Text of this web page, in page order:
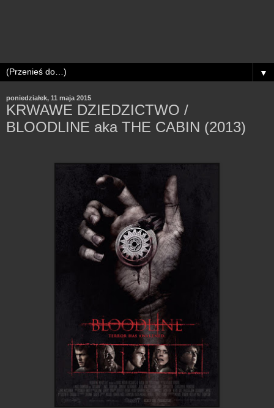
▼
poniedziałek, 11 maja 2015
KRWAWE DZIEDZICTWO /
BLOODLINE aka THE CABIN (2013)